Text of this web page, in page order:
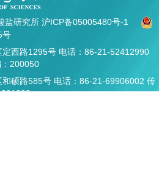
盐研究所 沪ICP备05005480号-1
号
西路1295号 电话：86-21-52412990
200050
硕路585号 电话：86-21-69906002 传